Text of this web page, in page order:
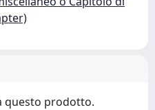
questo prodotto.